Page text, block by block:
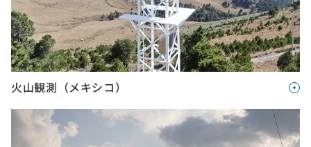
火山観測（メキシコ）